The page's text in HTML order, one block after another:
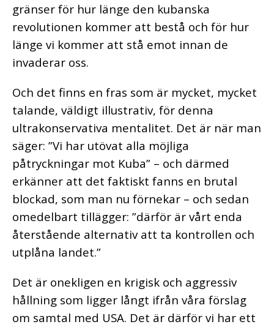
gränser för hur länge den kubanska
revolutionen kommer att bestå och för hur
länge vi kommer att stå emot innan de
invaderar oss.
Och det finns en fras som är mycket, mycket
talande, väldigt illustrativ, för denna
ultrakonservativa mentalitet. Det är när man
säger: ”Vi har utövat alla möjliga
påtryckningar mot Kuba” – och därmed
erkänner att det faktiskt fanns en brutal
blockad, som man nu förnekar – och sedan
omedelbart tillägger: ”därför är vårt enda
återstående alternativ att ta kontrollen och
utplåna landet.”
Det är onekligen en krigisk och aggressiv
hållning som ligger långt ifrån våra förslag
om samtal med USA. Det är därför vi har ett